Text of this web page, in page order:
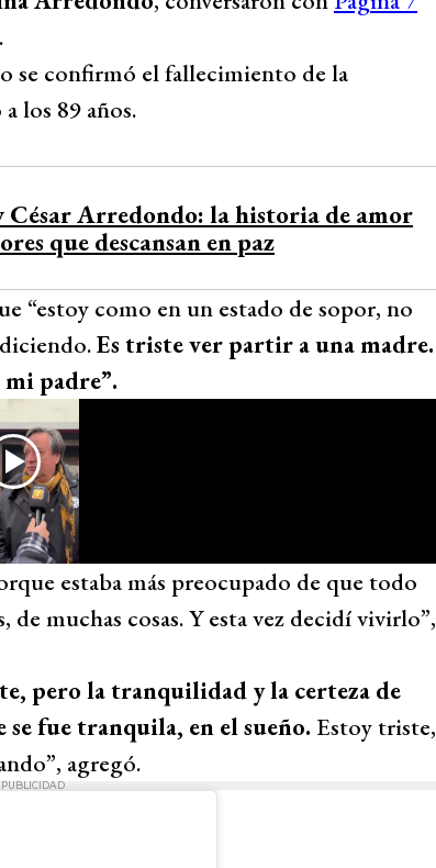
se confirmó el fallecimiento de la
los 89 años.
César Arredondo: la historia de amor
que descansan en paz
“estoy como en un estado de sopor, no
Es triste ver partir a una madre.
padre”.
estaba más preocupado de que todo
muchas cosas. Y esta vez decidí vivirlo”,
pero la tranquilidad y la certeza de
fue tranquila, en el sueño. Estoy triste,
agregó.
PUBLICIDAD